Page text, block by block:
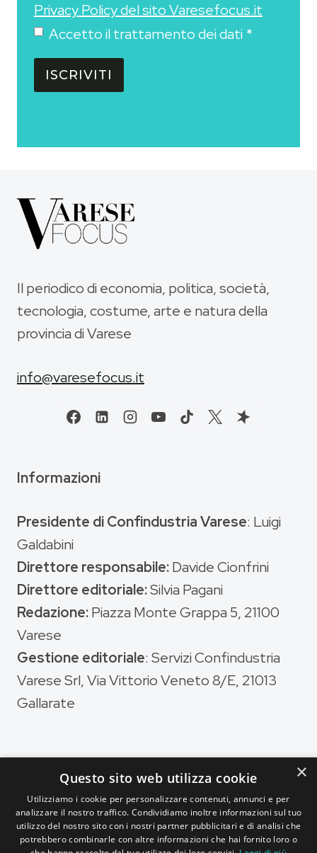
Privacy Policy del sito Varesefocus.it
Accetto il trattamento dei dati *
ISCRIVITI
Il periodico di economia, politica, società,
tecnologia, costume, arte e natura della
provincia di Varese
info@varesefocus.it
Informazioni
Presidente di Confindustria Varese: Luigi
Galdabini
Direttore responsabile:Davide Cionfrini
Direttore editoriale:Silvia Pagani
Redazione:Piazza Monte Grappa 5, 21100
Varese
Gestione editoriale: Servizi Confindustria
Varese Srl, Via Vittorio Veneto 8/E, 21013
Gallarate
Magazine di ×
Questo sito web utilizza cookie
Utilizziamo i cookie per personalizzare contenuti, annunci e per
analizzare il nostro traffico. Condividiamo inoltre informazioni sul tuo
utilizzo del nostro sito con i nostri partner pubblicitari e di analisi che
potrebbero combinarle con altre informazioni che hai fornito loro o